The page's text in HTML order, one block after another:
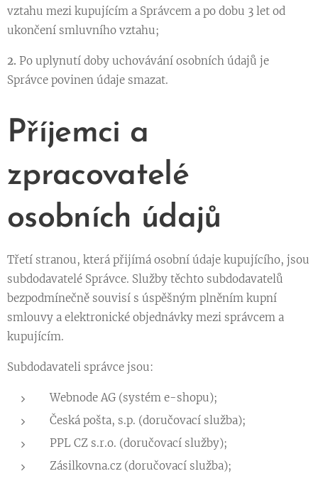
vztahu mezi kupujícím a Správcem a po dobu 3 let od
ukončení smluvního vztahu;
2. Po uplynutí doby uchovávání osobních údajů je
Správce povinen údaje smazat.
Příjemci a
zpracovatelé
osobních údajů
Třetí stranou, která přijímá osobní údaje kupujícího, jsou
subdodavatelé Správce. Služby těchto subdodavatelů
bezpodmínečně souvisí s úspěšným plněním kupní
smlouvy a elektronické objednávky mezi správcem a
kupujícím.
Subdodavateli správce jsou:
Webnode AG (systém e-shopu);
Česká pošta, s.p. (doručovací služba);
PPL CZ s.r.o. (doručovací služby);
Zásilkovna.cz (doručovací služba);